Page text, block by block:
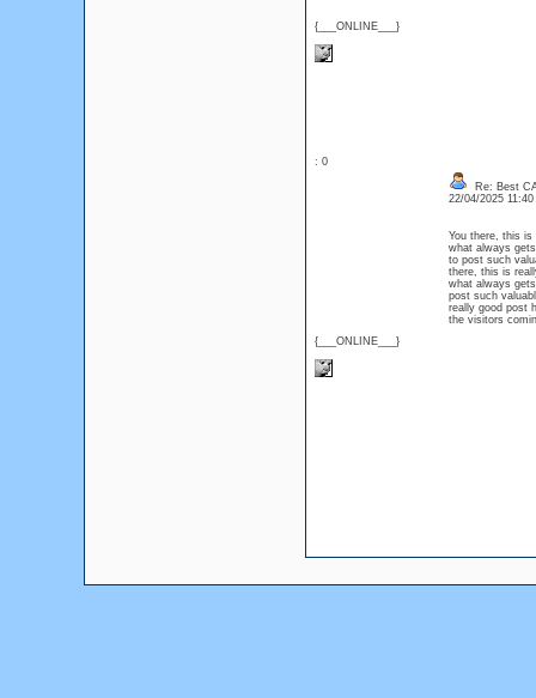
{___ONLINE___}
: 0
{___ONLINE___}
Re: Best
22/04/2025
You there, this
what always
to post such
there, this is
what always
post such
really good post
the visitors